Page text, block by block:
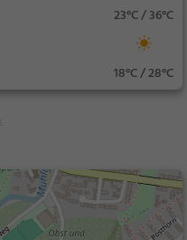
23°C / 36°C
18°C / 28°C